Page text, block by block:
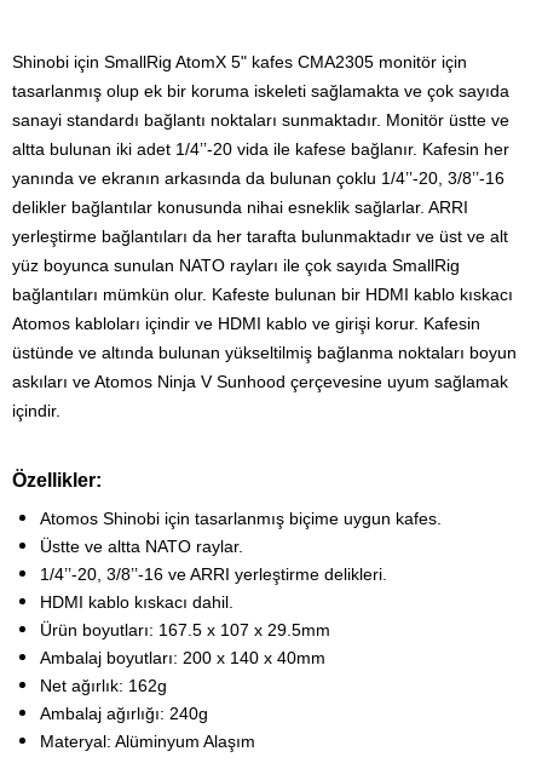
Shinobi için SmallRig AtomX 5" kafes CMA2305 monitör için
tasarlanmış olup ek bir koruma iskeleti sağlamakta ve çok sayıda
sanayi standardı bağlantı noktaları sunmaktadır. Monitör üstte ve
altta bulunan iki adet 1/4’’-20 vida ile kafese bağlanır. Kafesin her
yanında ve ekranın arkasında da bulunan çoklu 1/4’’-20, 3/8’’-16
delikler bağlantılar konusunda nihai esneklik sağlarlar. ARRI
yerleştirme bağlantıları da her tarafta bulunmaktadır ve üst ve alt
yüz boyunca sunulan NATO rayları ile çok sayıda SmallRig
bağlantıları mümkün olur. Kafeste bulunan bir HDMI kablo kıskacı
Atomos kabloları içindir ve HDMI kablo ve girişi korur. Kafesin
üstünde ve altında bulunan yükseltilmiş bağlanma noktaları boyun
askıları ve Atomos Ninja V Sunhood çerçevesine uyum sağlamak
içindir.
Özellikler:
Atomos Shinobi için tasarlanmış biçime uygun kafes.
Üstte ve altta NATO raylar.
1/4’’-20, 3/8’’-16 ve ARRI yerleştirme delikleri.
HDMI kablo kıskacı dahil.
Ürün boyutları: 167.5 x 107 x 29.5mm
Ambalaj boyutları: 200 x 140 x 40mm
Net ağırlık: 162g
Ambalaj ağırlığı: 240g
Materyal: Alüminyum Alaşım